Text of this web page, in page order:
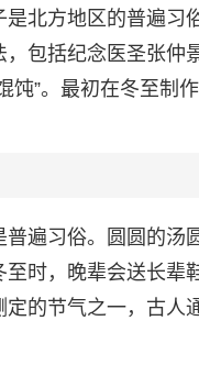
北方地区的普遍习
包括纪念医圣张
饨”。最初在冬至制
遍习俗。圆圆的汤
时，晚辈会送长
的节气之一，古人